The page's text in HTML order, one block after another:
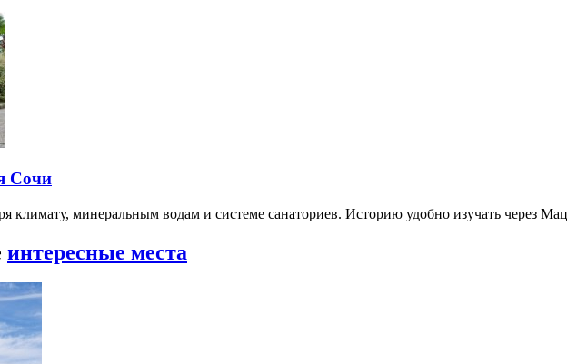
Сочи
климату, минеральным водам и системе санаториев. Историю удобно изучать через
интересные места